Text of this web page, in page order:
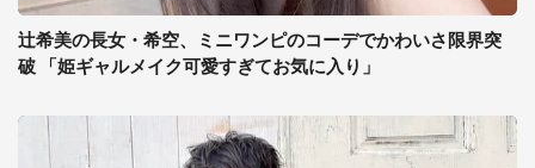
辻希美の長女・希空、ミニワンピのコーデでかわいさ限界突
破 「姫ギャルメイク可愛すぎてお気に入り」